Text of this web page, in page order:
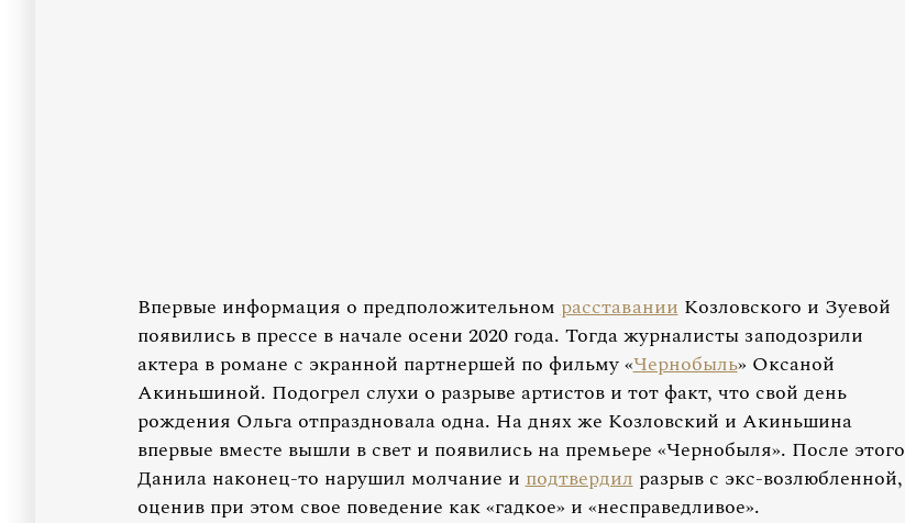
Впервые информация о предположительномрасставанииКозловского и Зуевой
появились в прессе в начале осени 2020 года. Тогда журналисты заподозрили
актера в романе с экранной партнершей по фильму «Чернобыль» Оксаной
Акиньшиной. Подогрел слухи о разрыве артистов и тот факт, что свой день
рождения Ольга отпраздновала одна. На днях же Козловский и Акиньшина
впервые вместе вышли в свет и появились на премьере «Чернобыля». После этого
Данила наконец-то нарушил молчание иподтвердилразрыв с экс-возлюбленной,
оценив при этом свое поведение как «гадкое» и «несправедливое».